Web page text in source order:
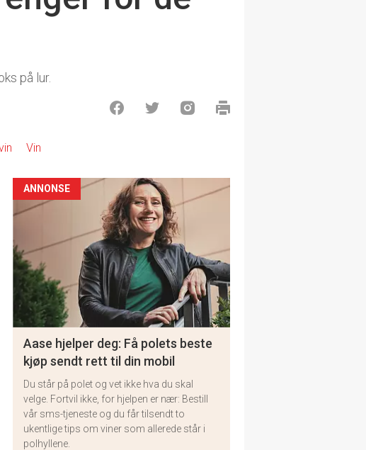
på lur.
Vin
ANNONSE
Aase hjelper deg: Få polets beste
kjøp sendt rett til din mobil
Du står på polet og vet ikke hva du skal
velge. Fortvil ikke, for hjelpen er nær: Bestill
vår sms-tjeneste og du får tilsendt to
ukentlige tips om viner som allerede står i
polhyllene.